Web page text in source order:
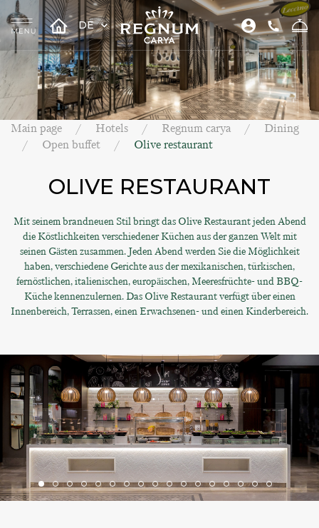
DE
Main page Hotels Regnum carya
Dining
Open buffet
Olive restaurant
OLIVE RESTAURANT
Mit seinem brandneuen Stil bringt das Olive Restaurant jeden Abend
die Köstlichkeiten verschiedener Küchen aus der ganzen Welt mit
seinen Gästen zusammen. Jeden Abend werden Sie die Möglichkeit
haben, verschiedene Gerichte aus der mexikanischen, türkischen,
fernöstlichen, italienischen, europäischen, Meeresfrüchte- und BBQ-
Küche kennenzulernen. Das Olive Restaurant verfügt über einen
Innenbereich, Terrassen, einen Erwachsenen- und einen Kinderbereich.